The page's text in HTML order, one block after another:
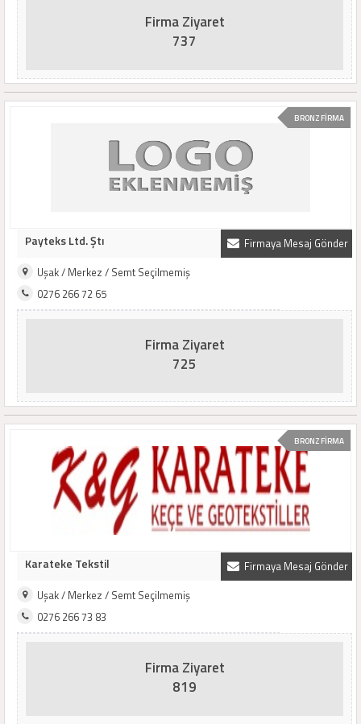
Firma Ziyaret
737
BRONZ FİRMA
Firmaya Mesaj Gönder
Payteks Ltd. Ştı
Uşak / Merkez / Semt Seçilmemiş
0276 266 72 65
Firma Ziyaret
725
BRONZ FİRMA
Firmaya Mesaj Gönder
Karateke Tekstil
Uşak / Merkez / Semt Seçilmemiş
0276 266 73 83
Firma Ziyaret
819